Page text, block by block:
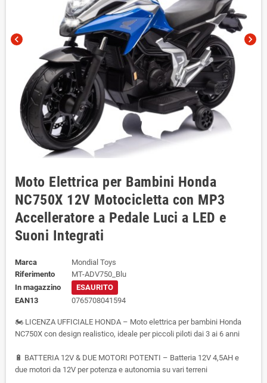
chevron_left chevron_right
Moto Elettrica per Bambini Honda
NC750X 12V Motocicletta con MP3
Accelleratore a Pedale Luci a LED e
Suoni Integrati
Marca
Mondial Toys
Riferimento
MT-ADV750_Blu
In magazzino
ESAURITO
EAN13
0765708041594
🏍️ LICENZA UFFICIALE HONDA – Moto elettrica per bambini Honda
NC750X con design realistico, ideale per piccoli piloti dai 3 ai 6 anni
🔋 BATTERIA 12V & DUE MOTORI POTENTI – Batteria 12V 4,5AH e
due motori da 12V per potenza e autonomia su vari terreni